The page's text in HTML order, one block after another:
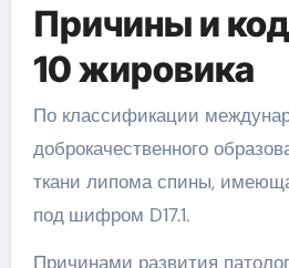
Причины и
10 жировика
По классификации
доброкачественного
ткани липома спины,
под шифром D17.1.
Причинами развития